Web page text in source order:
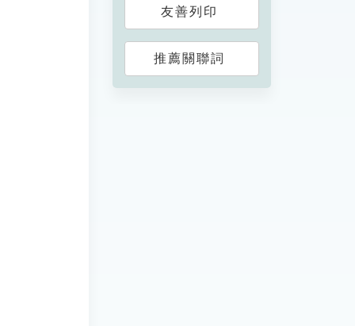
友善列印
推薦關聯詞